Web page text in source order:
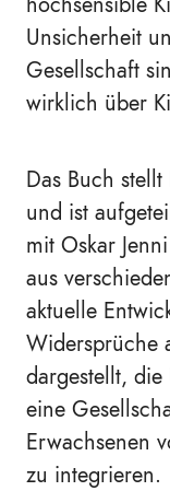
Unsicherheit
Gesellschaft
wirklich über
Das Buch
und ist
mit Oskar
aus
aktuelle
Widersprüche
dargestellt,
eine
Erwachsenen
zu integrieren.